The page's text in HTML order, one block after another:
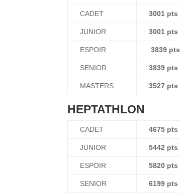
CADET 3001 pts
JUNIOR 3001 pts
ESPOIR 3839 pts
SENIOR 3839 pts
MASTERS 3527 pts
HEPTATHLON
CADET 4675 pts
JUNIOR 5442 pts
ESPOIR 5820 pts
SENIOR 6199 pts